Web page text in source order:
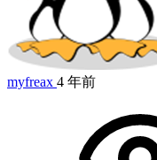
myfreax 4 年前